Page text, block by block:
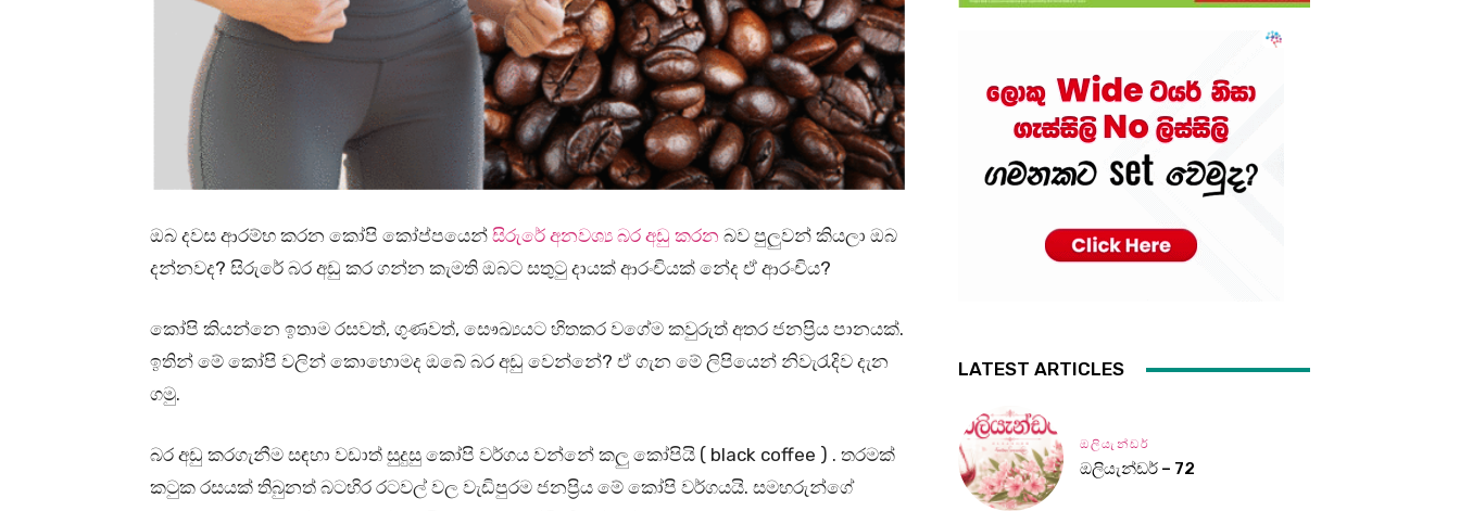
ඔබ දවස ආරම්භ කරන කෝපි කෝප්පයෙන් සිරුරේ අනවශ්‍ය බර අඩු කරන බව පුලුවන් කියලා ඔබ
දන්නවද? සිරුරේ බර අඩු කර ගන්න කැමති ඔබට සතුටු දායක් ආරංචියක් නේද ඒ ආරංචිය?
කෝපි කියන්නෙ ඉතාම රසවත්, ගුණවත්, සෞඛ්‍යයට හිතකර වගේම කවුරුත් අතර ජනප්‍රිය පානයක්.
ඉතින් මේ කෝපි වලින් කොහොමද ඔබේ බර අඩු වෙන්නේ? ඒ ගැන මේ ලිපියෙන් නිවැරැදිව දැන
ගමු.
බර අඩු කරගැනීම සඳහා වඩාත් සුදුසු කෝපි වර්ගය වන්නේ කලු කෝපියි ( black coffee ) . තරමක්
කටුක රසයක් තිබුනත් බටහිර රටවල් වල වැඩිපුරම ජනප්‍රිය මේ කෝපි වර්ගයයි. සමහරුන්ගේ
LATEST ARTICLES
ඔලියැන්ඩර්
ඔලියැන්ඩර් – 72